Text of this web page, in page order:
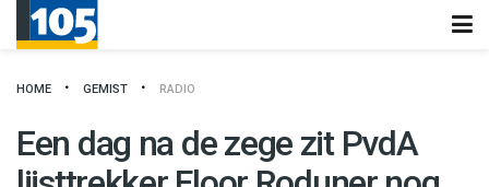
HOME GEMIST RADIO
Een dag na de zege zit PvdA